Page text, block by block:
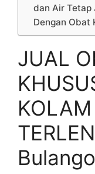
dan Air Tetap
Dengan Obat
JUAL